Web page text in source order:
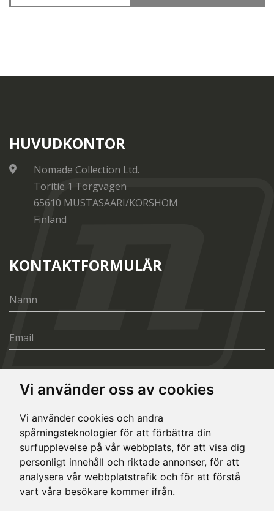
Vi använder oss av cookies
Vi använder cookies och andra
spårningsteknologier för att förbättra din
surfupplevelse på vår webbplats, för att visa dig
personligt innehåll och riktade annonser, för att
analysera vår webbplatstrafik och för att förstå
vart våra besökare kommer ifrån.
HUVUDKONTOR
Nomade Collection Ltd.
Toritie 1 Torgvägen
65610 MUSTASAARI/KORSHOM
Finland
KONTAKTFORMULÄR
© Copyright 2020, All rights reserved. Made by